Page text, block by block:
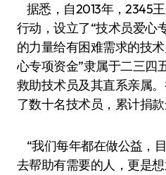
据悉，自2013年，2345
行动，设立了“技术员爱心
的力量给有困难需求的技
心专项资金”隶属于二三四
救助技术员及其直系亲属
了数十名技术员，累计捐款
“我们每年都在做公益，
去帮助有需要的人，更是想